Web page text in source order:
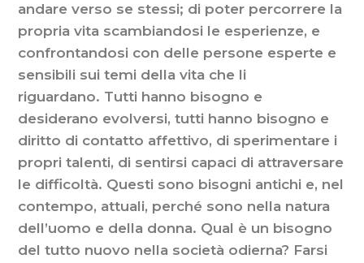
andare verso se stessi; di poter percorrere la
propria vita scambiandosi le esperienze, e
confrontandosi con delle persone esperte e
sensibili sui temi della vita che li
riguardano. Tutti hanno bisogno e
desiderano evolversi, tutti hanno bisogno e
diritto di contatto affettivo, di sperimentare i
propri talenti, di sentirsi capaci di attraversare
le difficoltà. Questi sono bisogni antichi e, nel
contempo, attuali, perché sono nella natura
dell’uomo e della donna. Qual è un bisogno
del tutto nuovo nella società odierna? Farsi